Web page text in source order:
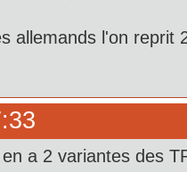
allemands l'on reprit
a 2 variantes des